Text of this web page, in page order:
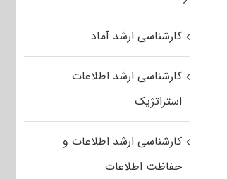
کارشناسی ارشد آماد
کارشناسی ارشد اطلاعات
استراتژیک
کارشناسی ارشد اطلاعات و
حفاظت اطلاعات